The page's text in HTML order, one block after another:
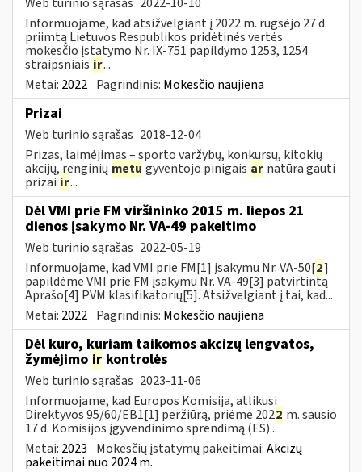
Informuojame, kad atsižvelgiant į 2022 m. rugsėjo 27 d.
priimtą Lietuvos Respublikos pridėtinės vertės
mokesčio įstatymo Nr. IX-751 papildymo 1253, 1254
straipsniais ir...
Metai: 2022 Pagrindinis: Mokesčio naujiena
Prizai
Web turinio sąrašas 2018-12-04
Prizas, laimėjimas – sporto varžybų, konkursų, kitokių
akcijų, renginių metu gyventojo pinigais ar natūra gauti
prizai ir...
Dėl VMI prie FM viršininko 2015 m. liepos 21
dienos įsakymo Nr. VA-49 pakeitimo
Web turinio sąrašas 2022-05-19
Informuojame, kad VMI prie FM[1] įsakymu Nr. VA-50[2]
papildėme VMI prie FM įsakymu Nr. VA-49[3] patvirtintą
Aprašo[4] PVM klasifikatorių[5]. Atsižvelgiant į tai, kad...
Metai: 2022 Pagrindinis: Mokesčio naujiena
Dėl kuro, kuriam taikomos akcizų lengvatos,
žymėjimo ir kontrolės
Web turinio sąrašas 2023-11-06
Informuojame, kad Europos Komisija, atlikusi
Direktyvos 95/60/EB1[1] peržiūrą, priėmė 2022 m. sausio
17 d. Komisijos įgyvendinimo sprendimą (ES)...
Metai: 2023 Mokesčių įstatymų pakeitimai:Akcizų
pakeitimai nuo 2024 m.